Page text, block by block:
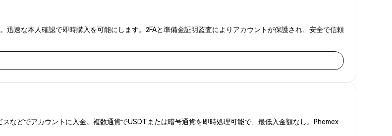
迅速な本人確認で即時購入を可能にします。2FAと準備金証明監査によりアカウントが保護され、安全で信頼
などでアカウントに入金。複数通貨でUSDTまたは暗号通貨を即時処理可能で、最低入金額なし。Phemex